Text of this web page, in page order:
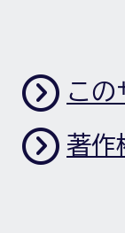
この
著作